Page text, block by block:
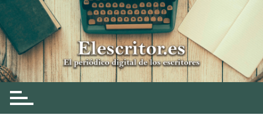
Skip
to
content
Elescritor.es
El periódico digital de los escritores